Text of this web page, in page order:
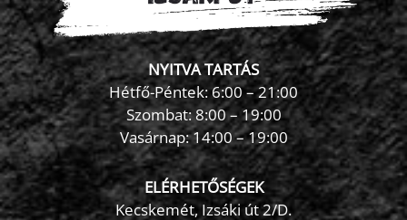
NYITVA TARTÁS
Hétfő-Péntek: 6:00 – 21:00
Szombat: 8:00 – 19:00
Vasárnap: 14:00 – 19:00
ELÉRHETŐSÉGEK
Kecskemét, Izsáki út 2/D.